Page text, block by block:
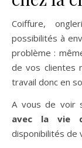
Coiffure,
possibilités à
problème :
de vos clientes
travail donc en
A vous de voir
avec la vie
disponibilités de